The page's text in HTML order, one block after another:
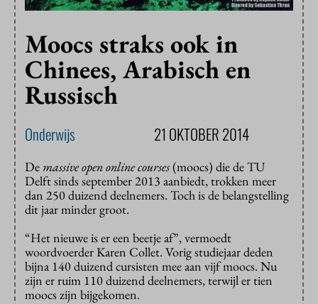
Moocs straks ook in
Chinees, Arabisch en
Russisch
Onderwijs 21 OKTOBER 2014
De massive open online courses(moocs) die de TU
Delft sinds september 2013 aanbiedt, trokken meer
dan 250 duizend deelnemers. Toch is de belangstelling
dit jaar minder groot.
“Het nieuwe is er een beetje af”, vermoedt
woordvoerder Karen Collet. Vorig studiejaar deden
bijna 140 duizend cursisten mee aan vijf moocs. Nu
zijn er ruim 110 duizend deelnemers, terwijl er tien
moocs zijn bijgekomen.